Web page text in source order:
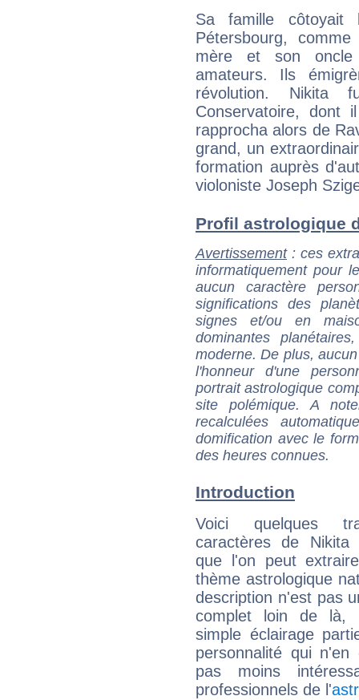
Sa famille côtoyait
Pétersbourg,
mère et son
amateurs. Ils
révolution. Nikita
Conservatoire,
rapprocha alors de
grand, un
formation auprès
violoniste Joseph
Profil astrologique
Avertissement: ces
informatiquement pour
aucun caractère
significations des
signes et/ou en
dominantes
moderne. De plus,
l'honneur d'une
portrait astrologique
site polémique. A
recalculées
domification avec le
des heures connues.
Introduction
Voici quelques
caractères de Nikita
que l'on peut
thème astrologique
description n'est pas
complet loin de là,
simple éclairage
personnalité qui n'en
pas moins
professionnels de l'